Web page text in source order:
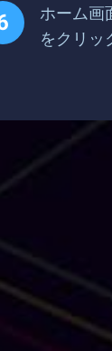
ホーム画
をクリッ